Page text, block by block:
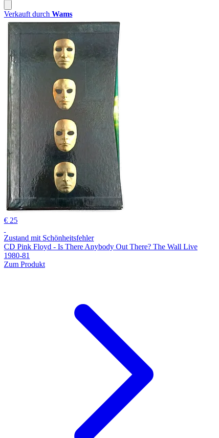
Verkauft durch Wams
€ 25
Zustand mit Schönheitsfehler
CD Pink Floyd - Is There Anybody Out There? The Wall Live
1980-81
Zum Produkt